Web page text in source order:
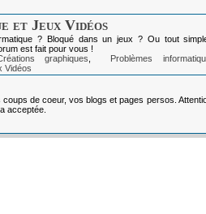
et Jeux Vidéos
? Bloqué dans un jeux ? Ou tout
est fait pour vous !
graphiques
Problèmes
Vidéos
coups de coeur, vos blogs et pages persos.
acceptée.